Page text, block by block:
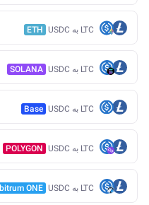
LTC به USDC ETH
LTC به USDC SOLANA
LTC به USDC Base
LTC به USDC POLYGON
LTC به USDC ONE